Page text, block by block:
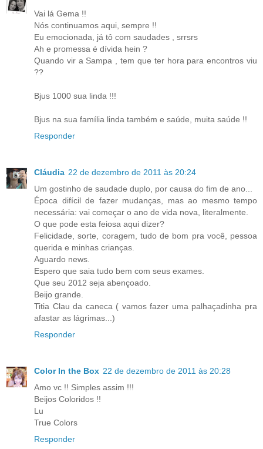
Vai lá Gema !!
Nós continuamos aqui, sempre !!
Eu emocionada, já tô com saudades , srrsrs
Ah e promessa é dívida hein ?
Quando vir a Sampa , tem que ter hora para encontros viu
??
Bjus 1000 sua linda !!!
Bjus na sua família linda também e saúde, muita saúde !!
Responder
Cláudia 22 de dezembro de 2011 às 20:24
Um gostinho de saudade duplo, por causa do fim de ano...
Época difícil de fazer mudanças, mas ao mesmo tempo
necessária: vai começar o ano de vida nova, literalmente.
O que pode esta feiosa aqui dizer?
Felicidade, sorte, coragem, tudo de bom pra você, pessoa
querida e minhas crianças.
Aguardo news.
Espero que saia tudo bem com seus exames.
Que seu 2012 seja abençoado.
Beijo grande.
Titia Clau da caneca ( vamos fazer uma palhaçadinha pra
afastar as lágrimas...)
Responder
Color In the Box 22 de dezembro de 2011 às 20:28
Amo vc !! Simples assim !!!
Beijos Coloridos !!
Lu
True Colors
Responder